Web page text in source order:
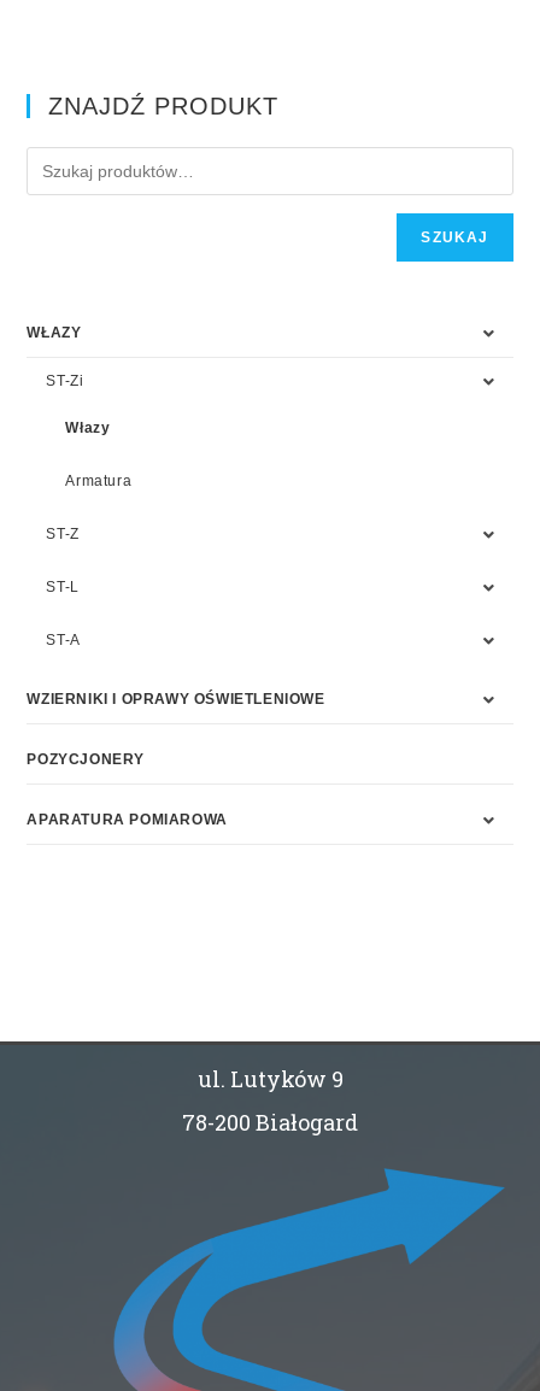
ZNAJDŹ PRODUKT
SZUKAJ
WŁAZY
ST-Zi
Włazy
Armatura
ST-Z
ST-L
ST-A
WZIERNIKI I OPRAWY OŚWIETLENIOWE
POZYCJONERY
APARATURA POMIAROWA
ul. Lutyków 9
78-200 Białogard